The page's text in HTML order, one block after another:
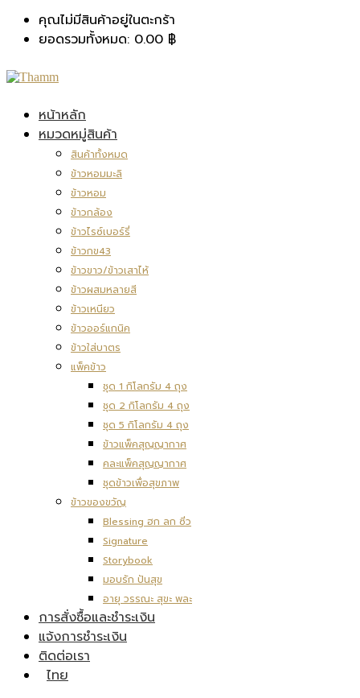
คุณไม่มีสินค้าอยู่ในตะกร้า
ยอดรวมทั้งหมด: 0.00 ฿
หน้าหลัก
หมวดหมู่สินค้า
สินค้าทั้งหมด
ข้าวหอมมะลิ
ข้าวหอม
ข้าวกล้อง
ข้าวไรซ์เบอร์รี่
ข้าวกข43
ข้าวขาว/ข้าวเสาไห้
ข้าวผสมหลายสี
ข้าวเหนียว
ข้าวออร์แกนิค
ข้าวใส่บาตร
แพ็คข้าว
ชุด 1 กิโลกรัม 4 ถุง
ชุด 2 กิโลกรัม 4 ถุง
ชุด 5 กิโลกรัม 4 ถุง
ข้าวแพ็คสุญญากาศ
คละแพ็คสุญญากาศ
ชุดข้าวเพื่อสุขภาพ
ข้าวของขวัญ
Blessing ฮก ลก ซิ่ว
Signature
Storybook
มอบรัก ปันสุข
อายุ วรรณะ สุขะ พละ
การสั่งซื้อและชำระเงิน
แจ้งการชำระเงิน
ติดต่อเรา
ไทย